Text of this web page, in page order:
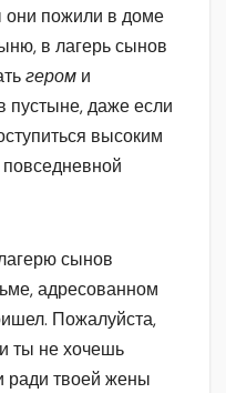
они пожили в доме
в лагерь сынов
гером и
пустыне, даже если
высоким
сынов
адресованном
Пожалуйста,
ты не хочешь
ради твоей жены